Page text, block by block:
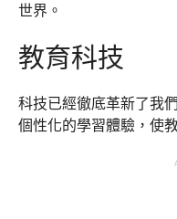
世界。
教育科技
科技已經徹底革新了我
個性化的學習體驗，使